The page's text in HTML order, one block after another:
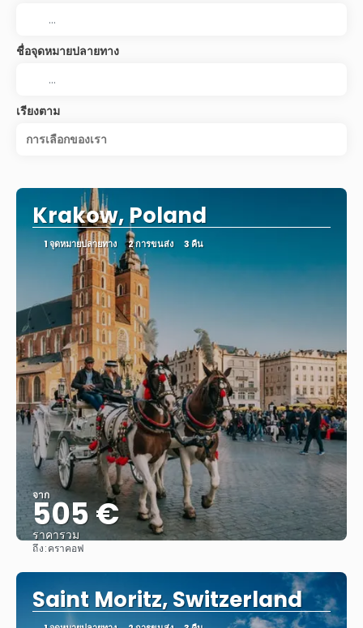
ชื่อจุดหมายปลายทาง
เรียงตาม
การเลือกของเรา
Krakow, Poland
1 จุดหมายปลายทาง 2 การขนส่ง 3 คืน
จาก
505 €
ราคารวม
ถึง:คราคอฟ
Saint Moritz, Switzerland